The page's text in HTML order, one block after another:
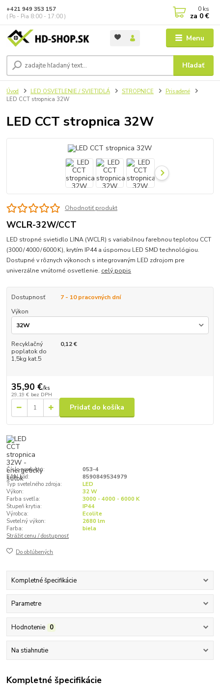
Menu
Hľadať
+421 949 353 157
( Po - Pia 8:00 - 17:00 )
0 ks
za 0 €
Úvod LED OSVETLENIE / SVIETIDLÁ STROPNICE
Prisadené
LED CCT stropnica 32W
LED CCT stropnica 32W
Ohodnotiť produkt
WCLR-32W/CCT
LED stropné svietidlo LINA (WCLR) s variabilnou farebnou teplotou CCT
(3000 / 4000 / 6000 K), krytím IP44 a úspornou LED SMD technológiou.
Dostupné v rôznych výkonoch s integrovaným LED zdrojom pre
univerzálne vnútorné osvetlenie. celý popis
Dostupnosť
7 - 10 pracovných dní
Výkon
Recyklačný
poplatok do
1,5kg kat.5
0,12 €
35,90 €/ks
29,19 € bez DPH
Pridať do košíka
Číslo produktu:
053-4
EAN kód:
8590849534979
Typ svetelného zdroja:
LED
Výkon:
32 W
Farba svetla:
3000 - 4000 - 6000 K
Stupeň krytia:
IP44
Výrobca:
Ecolite
Svetelný výkon:
2680 lm
Farba:
biela
Strážiť cenu / dostupnosť
Do obľúbených
Kompletné špecifikácie
Parametre
Hodnotenie 0
Na stiahnutie
Kompletné špecifikácie